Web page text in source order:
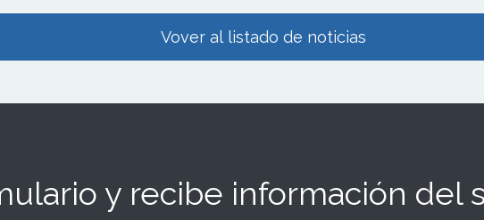
Vover al listado de noticias
y recibe información del